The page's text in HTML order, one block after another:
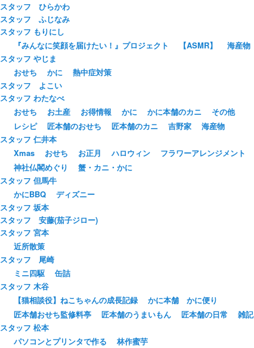
スタッフ ひらかわ
スタッフ ふじなみ
スタッフ もりにし
『みんなに笑顔を届けたい！』プロジェクト
【ASMR】
海産物
スタッフ やじま
おせち
かに
熱中症対策
スタッフ よこい
スタッフ わたなべ
おせち
お土産 お得情報 かに かに本舗のカニ
その他
レシピ
匠本舗のおせち 匠本舗のカニ 吉野家
海産物
スタッフ 仁井本
Xmas
おせち お正月 ハロウィン
フラワーアレンジメント
神社仏閣めぐり
蟹・カニ・かに
スタッフ 但馬牛
かにBBQ
ディズニー
スタッフ 坂本
スタッフ 安藤(茄子ジロー)
スタッフ 宮本
近所散策
スタッフ 尾崎
ミニ四駆
缶詰
スタッフ 木谷
【猫相談役】ねこちゃんの成長記録
かに本舗 かに便り
匠本舗おせち監修料亭
匠本舗のうまいもん 匠本舗の日常
雑記
スタッフ 松本
パソコンとプリンタで作る
林作蜜芋